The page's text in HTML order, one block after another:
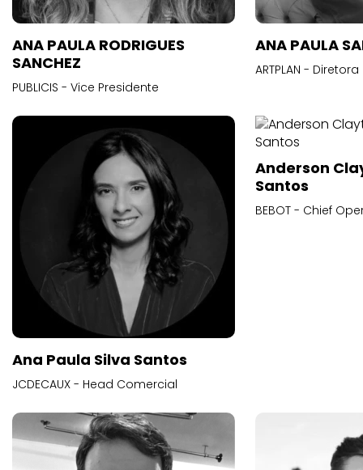
ANA PAULA RODRIGUES
SANCHEZ
PUBLICIS - Vice Presidente
ANA PAULA
ARTPLAN -
Ana Paula Silva Santos
JCDECAUX - Head Comercial
Anderson
Santos
BEBOT - Chief